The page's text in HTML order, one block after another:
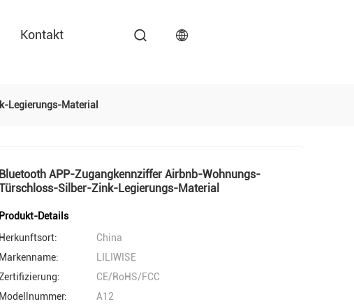
Kontakt
Legierungs-Material
Bluetooth APP-Zugangkennziffer Airbnb-Wohnungs-
Silber-Zink-Legierungs-Material
Produkt-Details
Herkunftsort:
China
Markenname:
LILIWISE
CE/RoHS/FCC
Modellnummer:
A12